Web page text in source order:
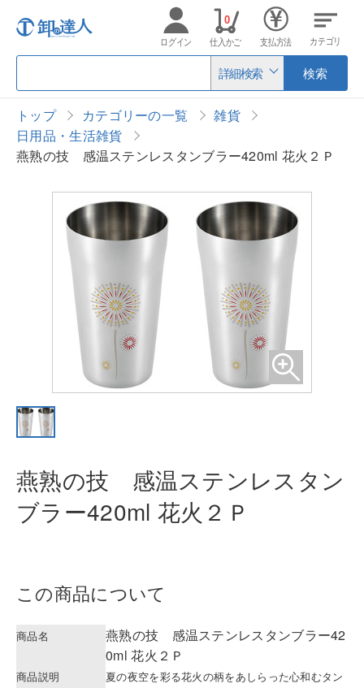
詳細検索 検索
ログイン 仕入かご
0
支払方法 カテゴリ
トップ カテゴリーの一覧
雑貨
日用品・生活雑貨
燕熟の技 感温ステンレスタンブラー420ml 花火２Ｐ
燕熟の技 感温ステンレスタン
ブラ ー420ml 花火２Ｐ
この商品について
商品名
燕熟の技 感温ステンレスタンブラー42
0ml 花火２Ｐ
商品説明
夏の夜空を彩る花火の柄をあしらった心和むタン